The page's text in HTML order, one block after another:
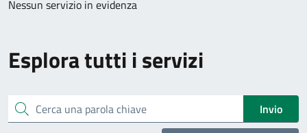
Esplora tutti i servizi
Cerca una parola chiave Invio
Nessun servizio in evidenza